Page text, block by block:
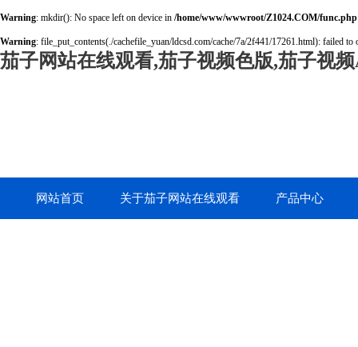
Warning: mkdir(): No space left on device in /home/www/wwwroot/Z1024.COM/func.php
Warning: file_put_contents(./cachefile_yuan/ldcsd.com/cache/7a/2f441/17261.html): failed
茄子网站在线观看,茄子视频色版,茄子视
网站首页 关于茄子网站在线观看 产品中心